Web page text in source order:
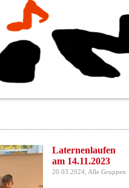
Laternenlaufen
am 14.11.2023
20.03.2024, Alle Gruppen